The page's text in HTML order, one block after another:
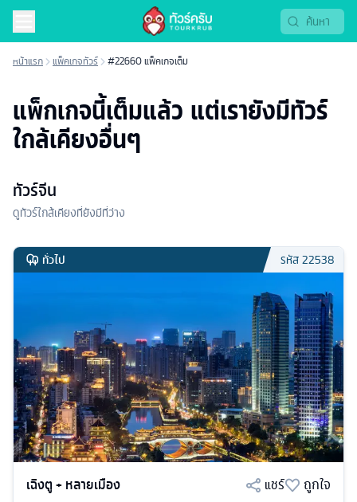
หน้าแรก แพ็คเกจทัวร์ #22660 แพ็คเกจเต็ม
แพ็กเกจนี้เต็มแล้ว แต่เรายังมีทัวร์
ใกล้เคียงอื่นๆ
ทัวร์จีน
ดูทัวร์ใกล้เคียงที่ยังมีที่ว่าง
ทั่วไป รหัส22538
เฉิงตู + หลายเมือง แชร์
ถูกใจ